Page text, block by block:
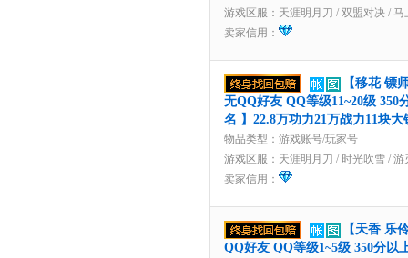
游戏区服： 天涯明月刀 / 双盟对决 / 马
卖家信用：
【移花 镖
无QQ好友 QQ等级11~20级 350
名 】22.8万功力21万战力11块大
物品类型：游戏账号/玩家号
游戏区服： 天涯明月刀 / 时光吹雪 / 游
卖家信用：
【天香 乐
QQ好友 QQ等级1~5级 350分以